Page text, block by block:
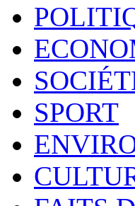
SPORT